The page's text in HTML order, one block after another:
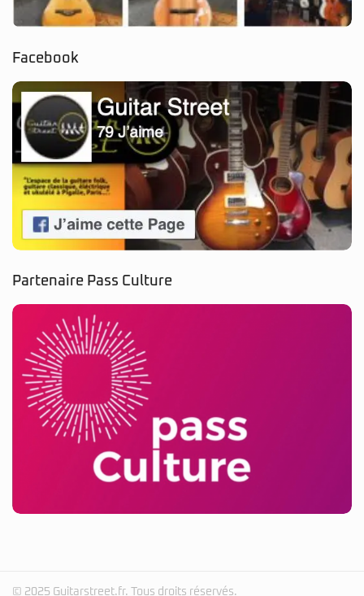
Facebook
Partenaire Pass Culture
© 2025 Guitarstreet.fr. Tous droits réservés.